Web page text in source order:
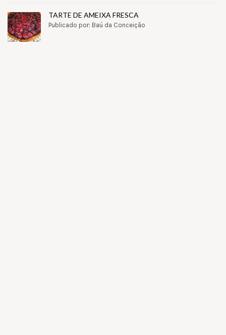
TARTE DE AMEIXA FRESCA
Publicado por: Baú da Conceição